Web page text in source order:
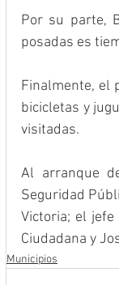
Por su parte,
posadas es
Finalmente, el
bicicletas y
visitadas.
Al arranque
Seguridad
Victoria; el
Ciudadana y
Municipios